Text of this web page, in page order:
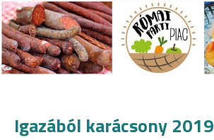
Igazából karácsony 2019